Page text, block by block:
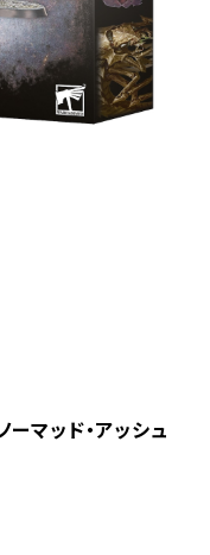
ーマッド・アッシュ